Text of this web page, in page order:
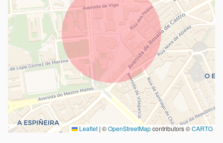
Leaflet | ©OpenStreetMapcontributors ©CARTO